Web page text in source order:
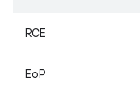
RCE
EoP